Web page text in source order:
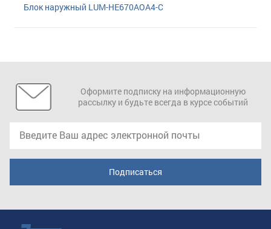
Блок наружный LUM-HE670AOA4-C
Оформите подписку на информационную
рассылку и будьте всегда в курсе событий